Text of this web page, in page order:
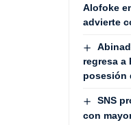
Alofoke
advierte
regresa a
posesión
SNS
con